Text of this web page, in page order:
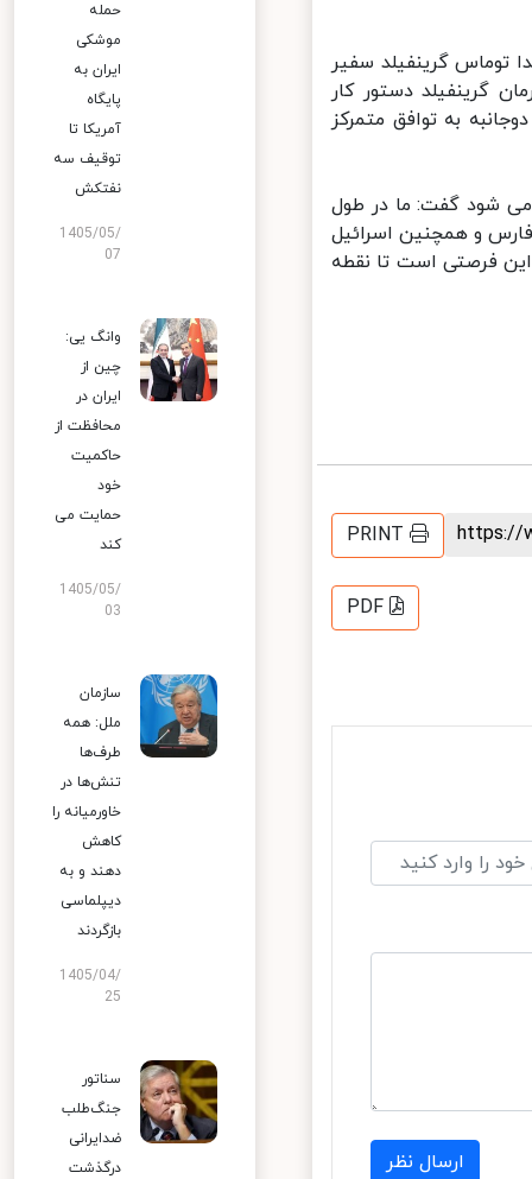
توماس گرینفیلد سفیر
گرینفیلد دستور کار
به توافق متمرکز
شود گفت: ما در طول
و همچنین اسرائیل
فرصتی است تا نقطه
PRINT
PDF
ارسال نظر
حمله
موشکی
ایران به
پایگاه
آمریکا تا
توقیف سه
نفتکش
1405/05/
07
وانگ یی:
چین از
ایران در
محافظت از
حاکمیت
خود
حمایت می
کند
1405/05/
03
سازمان
ملل: همه
طرف‌ها
تنش‌ها در
خاورمیانه را
کاهش
دهند و به
دیپلماسی
بازگردند
1405/04/
25
سناتور
جنگ‌طلب
ضدایرانی
درگذشت